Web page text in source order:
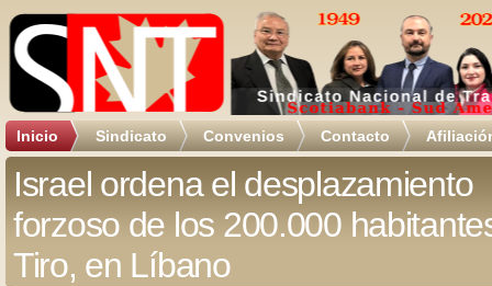
Inicio Sindicato Convenios Contacto
Israel ordena el desplazamiento
forzoso de los 200.000
Tiro, en Líbano